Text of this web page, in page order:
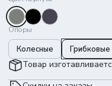
Опоры
Колесные Грибковые
Товар